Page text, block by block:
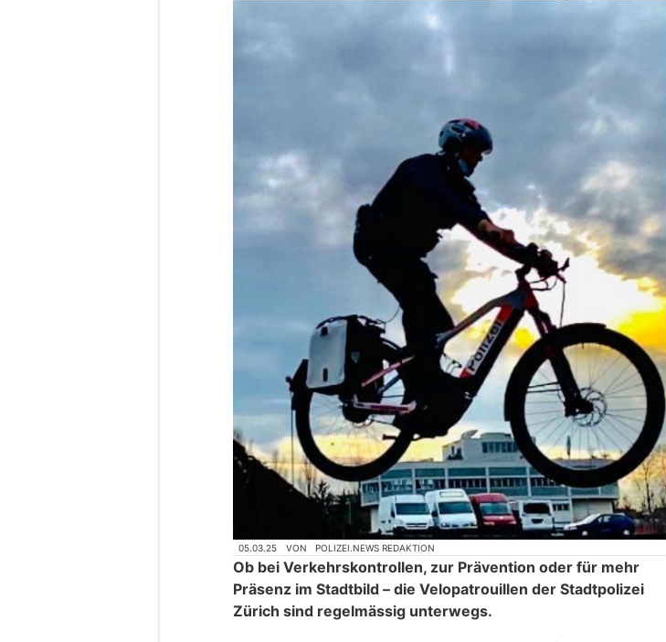
05.03.25 VON POLIZEI.NEWS REDAKTION
Ob bei Verkehrskontrollen, zur Prävention oder für mehr
Präsenz im Stadtbild – die Velopatrouillen der Stadtpolizei
Zürich sind regelmässig unterwegs.